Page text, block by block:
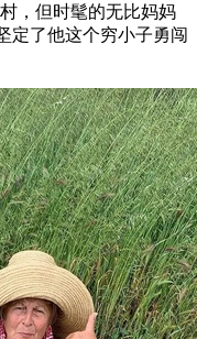
，但时髦的无比妈妈
定了他这个穷小子勇闯